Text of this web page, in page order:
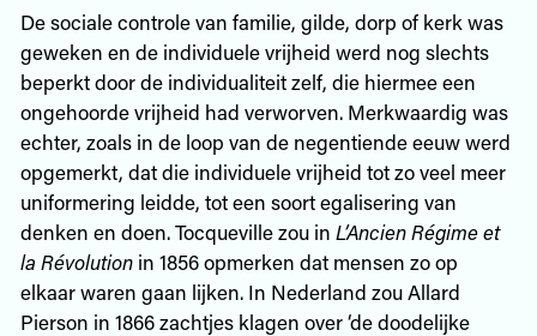
De sociale controle van familie, gilde, dorp of kerk was
geweken en de individuele vrijheid werd nog slechts
beperkt door de individualiteit zelf, die hiermee een
ongehoorde vrijheid had verworven. Merkwaardig was
echter, zoals in de loop van de negentiende eeuw werd
opgemerkt, dat die individuele vrijheid tot zo veel meer
uniformering leidde, tot een soort egalisering van
denken en doen. Tocqueville zou in L’Ancien Régime et
la Révolutionin 1856 opmerken dat mensen zo op
elkaar waren gaan lijken. In Nederland zou Allard
Pierson in 1866 zachtjes klagen over ‘de doodelijke